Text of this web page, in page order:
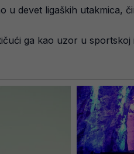
u devet ligaških utakmica,
ga kao uzor u sportskoj